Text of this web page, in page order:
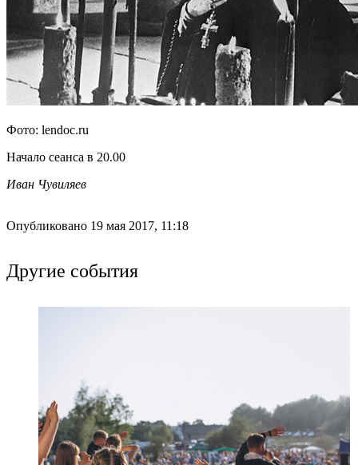
Фото: lendoc.ru
Начало сеанса в 20.00
Иван Чувиляев
Опубликовано 19 мая 2017, 11:18
Другие события